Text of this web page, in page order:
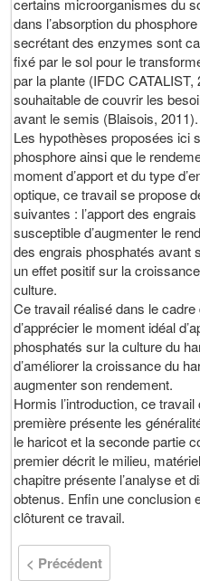
certains microorganismes du
dans l’absorption du
secrétant des enzymes sont
fixé par le sol pour le
par la plante (IFDC
souhaitable de couvrir les
avant le semis (Blaisois, 2011).
Les hypothèses proposées ici
phosphore ainsi que le
moment d’apport et du type
optique, ce travail se propose
suivantes : l’apport des
susceptible d’augmenter le
des engrais phosphatés avant
un effet positif sur la
culture.
Ce travail réalisé dans le
d’apprécier le moment idéal
phosphatés sur la culture du
d’améliorer la croissance du
augmenter son rendement.
Hormis l’introduction, ce
première présente les
le haricot et la seconde partie
premier décrit le milieu,
chapitre présente l’analyse et
obtenus. Enfin une conclusion
clôturent ce travail.
< Précédent